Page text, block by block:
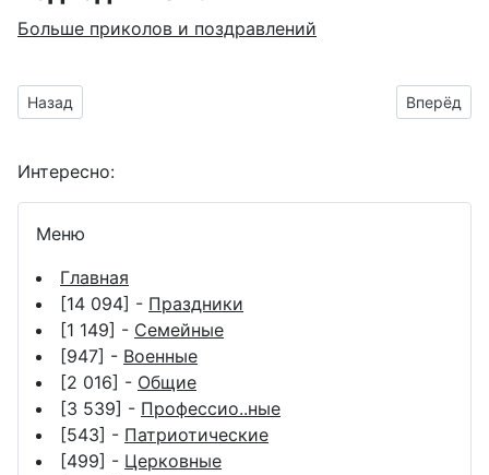
Больше приколов и поздравлений
Предыдущий материал: весёлая, шуточная открытка для
Назад Вперёд
Интересно:
Меню
Главная
[14 094] - Праздники
[1 149] - Семейные
[947] - Военные
[2 016] - Общие
[3 539] - Профессио..ные
[543] - Патриотические
[499] - Церковные